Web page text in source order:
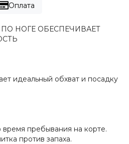
Оплата
НОГЕ ОБЕСПЕЧИВАЕТ
идеальный обхват и посадку
время пребывания на корте.
против запаха.